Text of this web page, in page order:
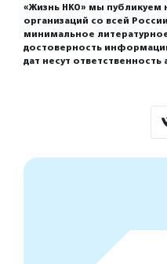
«Жизнь НКО» мы публикуем
организаций со всей
минимальное
достоверность
дат несут ответственность